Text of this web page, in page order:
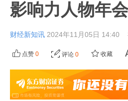
影响力人物年
财经新知讯 2024年11月05日 14:40
点赞 0 评论 0 收藏